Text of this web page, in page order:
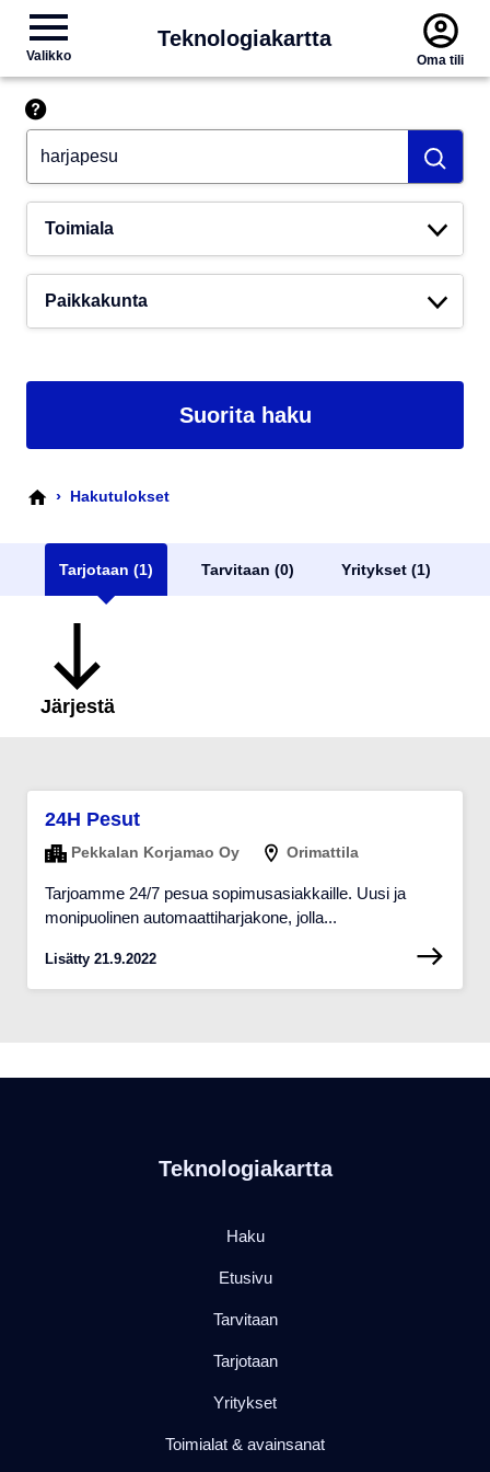
Valikko
Teknologiakartta
Oma tili
Suorita haku
› Hakutulokset
Tarjotaan (1) Tarvitaan (0) Yritykset (1)
Järjestä
24H Pesut
Pekkalan Korjamao Oy Orimattila
Tarjoamme 24/7 pesua sopimusasiakkaille. Uusi ja
monipuolinen automaattiharjakone, jolla...
Lisätty 21.9.2022
Teknologiakartta
Haku
Etusivu
Tarvitaan
Tarjotaan
Yritykset
Toimialat & avainsanat